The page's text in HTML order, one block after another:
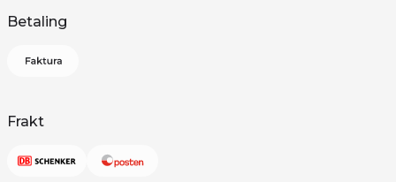
Betaling
Frakt